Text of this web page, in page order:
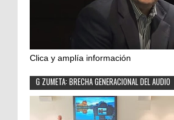
Clica y amplía información
G ZUMETA: BRECHA GENERACIONAL DEL AUDIO